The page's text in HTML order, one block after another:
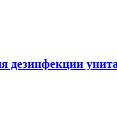
дезинфекции